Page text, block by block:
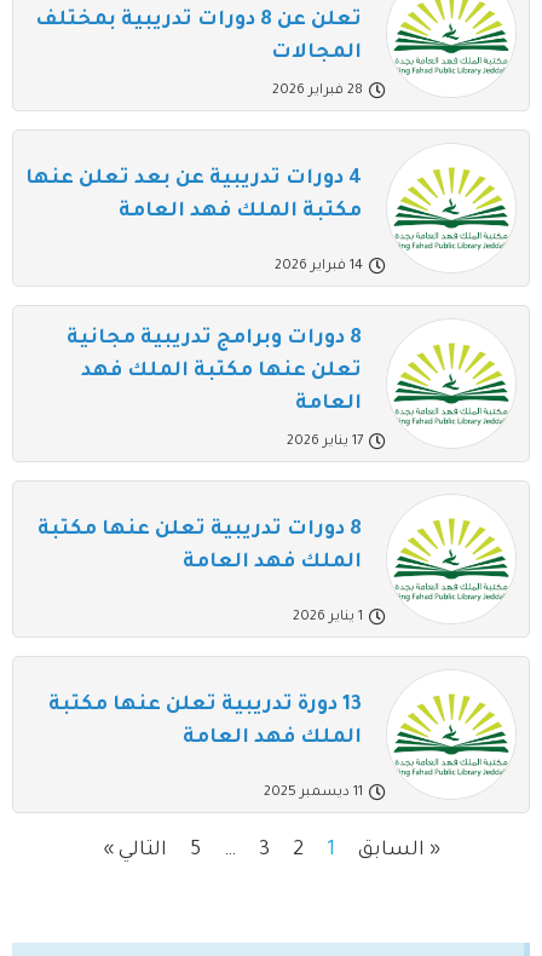
تعلن عن 8 دورات تدريبية بمختلف
المجالات
28 فبراير 2026
4 دورات تدريبية عن بعد تعلن عنها
مكتبة الملك فهد العامة
14 فبراير 2026
8 دورات وبرامج تدريبية مجانية
تعلن عنها مكتبة الملك فهد
العامة
17 يناير 2026
8 دورات تدريبية تعلن عنها مكتبة
الملك فهد العامة
1 يناير 2026
13 دورة تدريبية تعلن عنها مكتبة
الملك فهد العامة
11 ديسمبر 2025
« السابق 1
2
3
…
5 التالي »